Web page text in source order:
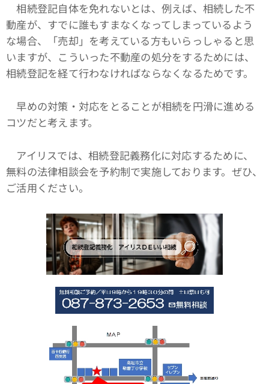
相続登記自体を免れないとは、例えば、相続した不
動産が、すでに誰もすまなくなってしまっているよう
な場合、「売却」を考えている方もいらっしゃると思
いますが、こういった不動産の処分をするためには、
相続登記を経て行わなければならなくなるためです。
早めの対策・対応をとることが相続を円滑に進める
コツだと考えます。
アイリスでは、相続登記義務化に対応するために、
無料の法律相談会を予約制で実施しております。ぜひ、
ご活用ください。